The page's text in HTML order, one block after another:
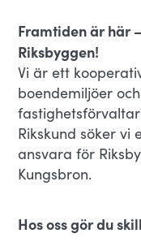
Framtiden är här
Riksbyggen!
Vi är ett
boendemiljöer
Rikskund söker vi
ansvara för
Kungsbron.
Hos oss gör du